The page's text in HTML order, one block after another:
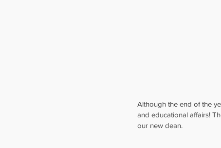
Although the end of the
and educational affairs!
our new dean.